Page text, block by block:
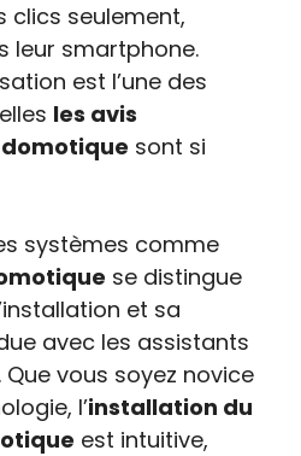
clics seulement,
leur smartphone.
est l’une des
les avis
domotique sont si
systèmes comme
se distingue
et sa
avec les assistants
vous soyez novice
l’installation du
est intuitive,